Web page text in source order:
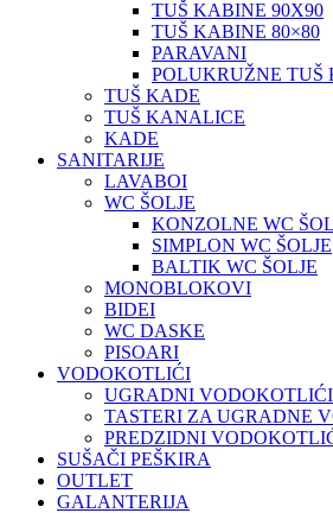
TUŠ KABINE 90X90
TUŠ KABINE 80×80
PARAVANI
POLUKRUŽNE TUŠ
TUŠ KADE
TUŠ KANALICE
KADE
SANITARIJE
LAVABOI
WC ŠOLJE
KONZOLNE WC
SIMPLON WC ŠOLJE
BALTIK WC ŠOLJE
MONOBLOKOVI
BIDEI
WC DASKE
PISOARI
VODOKOTLIĆI
UGRADNI VODOKOTLIĆI
TASTERI ZA UGRADNE
PREDZIDNI
SUŠAČI PEŠKIRA
OUTLET
GALANTERIJA